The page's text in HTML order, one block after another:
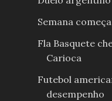
Semana
Fla Basquete
Carioca
Futebol
desempenho